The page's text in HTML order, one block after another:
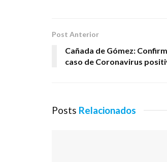
Post Anterior
Cañada de Gómez:
caso de Coronavirus
Posts Relacionados